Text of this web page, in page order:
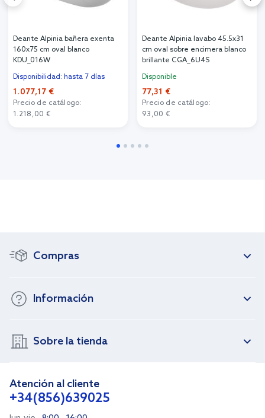
Deante Alpinia bañera exenta
160x75 cm oval blanco
KDU_016W
Disponibilidad: hasta 7 días
1.077,17 €
Precio de catálogo:
1.218,00 €
Deante Alpinia lavabo 45.5x31
cm oval sobre encimera blanco
brillante CGA_6U4S
Disponible
77,31 €
Precio de catálogo:
93,00 €
Compras
Información
Sobre la tienda
Atención al cliente
+34(856)639025